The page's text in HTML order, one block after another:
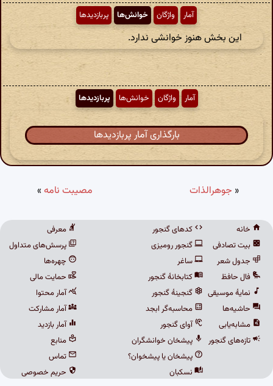
آمار واژگان خوانش‌ها پربازدیدها
این بخش هنوز خوانشی ندارد.
آمار واژگان خوانش‌ها پربازدیدها
بارگذاری آمار پربازدیدها
مصیبت نامه » « جوهرالذات
خانه
بیت تصادفی
جدول شعر
فال حافظ
نمایهٔ موسیقی
حاشیه‌ها
مشابه‌یابی
تازه‌های گنجور
کدهای گنجور
گنجور رومیزی
ساغر
کتابخانهٔ گنجور
گنجینهٔ گنجور
محاسبه‌گر ابجد
آوای گنجور
پیشخان خوانشگران
پیشخان یا پیشخوان؟
نسکبان
معرفی
پرسش‌های متداول
چهره‌ها
حمایت مالی
آمار محتوا
آمار مشارکت
آمار بازدید
منابع
تماس
حریم خصوصی